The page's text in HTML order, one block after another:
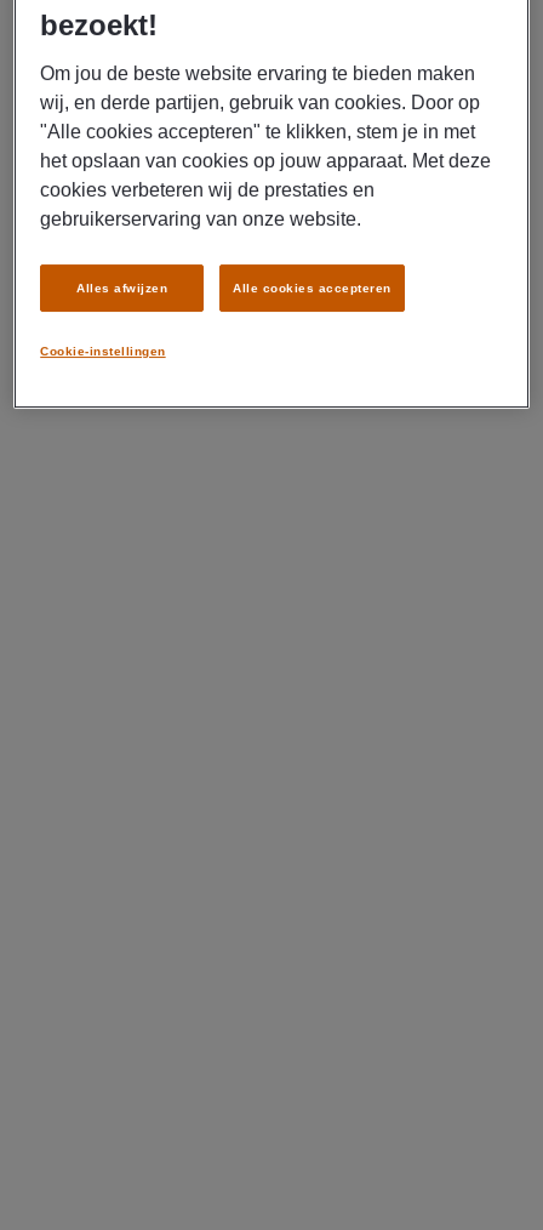
bezoekt!
Om jou de beste website ervaring te bieden maken
wij, en derde partijen, gebruik van cookies. Door op
"Alle cookies accepteren" te klikken, stem je in met
het opslaan van cookies op jouw apparaat. Met deze
cookies verbeteren wij de prestaties en
gebruikerservaring van onze website.
Cookie-instellingen
Alles afwijzen Alle cookies accepteren